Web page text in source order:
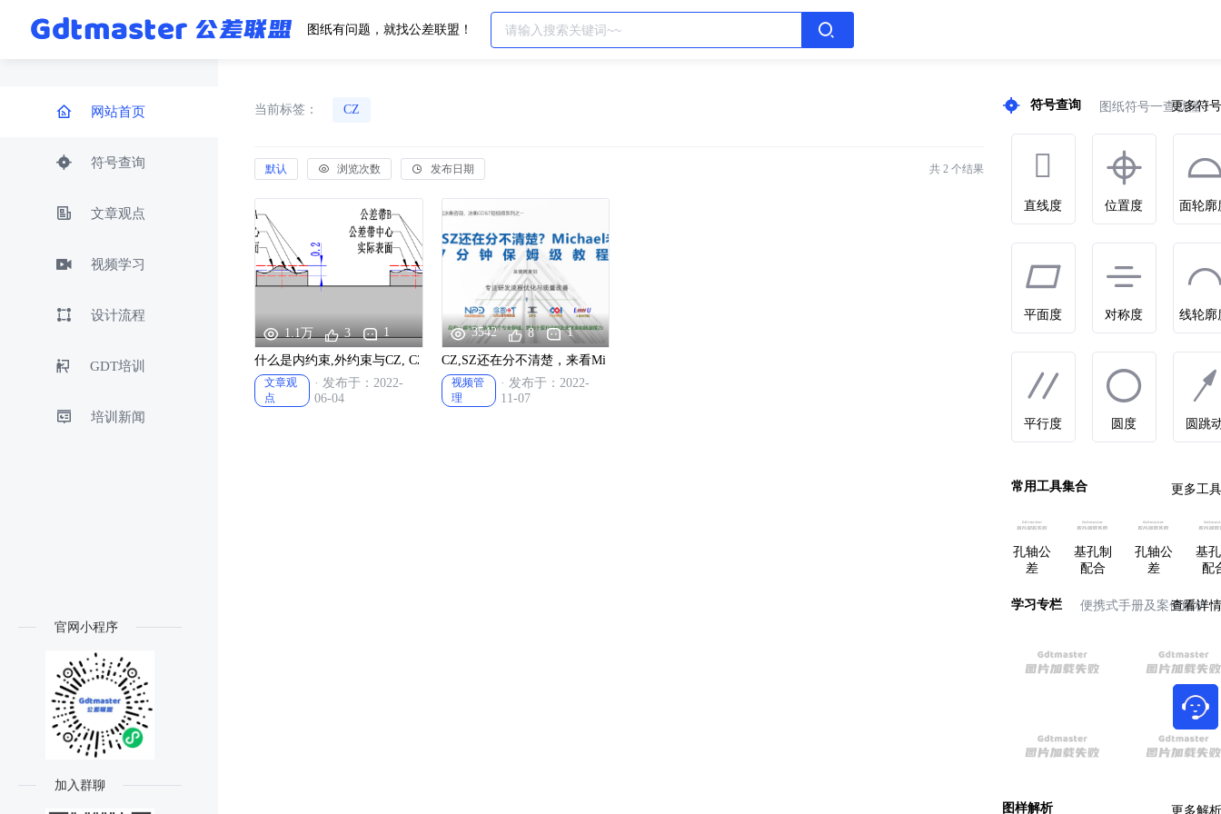
图纸有问题，就找公差联盟！
网站首页
符号查询
文章观点
视频学习
设计流程
GDT培训
培训新闻
官网小程序
加入群聊
当前标签： CZ
默认 浏览次数 发布日期 共 2 个结果
1.1万 3 1
什么是内约束,外约束与CZ, CZR, SIM（一）？GD&T培训系列文章
文章观
点
· 发布于：2022-
06-04
3542 8 1
CZ,SZ还在分不清楚，来看Michael老师37分钟保姆级教程！
视频管
理
· 发布于：2022-
11-07
符号查询 图纸符号一查就懂！
更多符号
直线度 位置度 面轮廓
平面度 对称度 线轮廓
平行度 圆度 圆跳
常用工具集合 更多工具
孔轴公
差
基孔制
配合
孔轴公
差
基
配
学习专栏 便携式手册及案例解析
查看详情
图样解析 更多解析